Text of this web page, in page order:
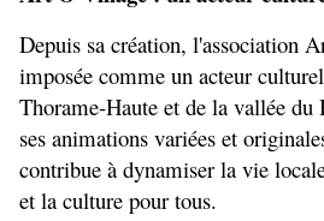
Depuis sa création, l'association
imposée comme un acteur
Thorame-Haute et de la vallée du
ses animations variées et
contribue à dynamiser la vie
et la culture pour tous.